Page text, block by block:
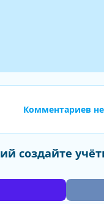
Комментариев
создайте